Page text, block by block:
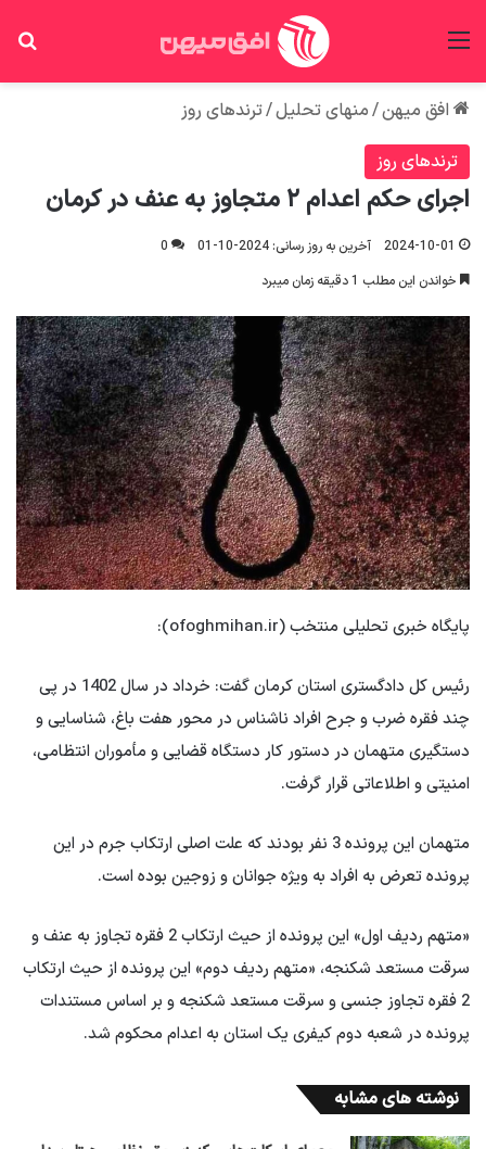
افق میهن/منهای تحلیل/ترندهای روز
ترندهای روز
اجرای حکم اعدام ۲ متجاوز به عنف در کرمان
2024-10-01 آخرین به روز رسانی: 2024-10-01
0
خواندن این مطلب 1 دقیقه زمان میبرد
پایگاه خبری تحلیلی منتخب (ofoghmihan.ir):
رئیس کل دادگستری استان کرمان گفت: خرداد در سال 1402 در پی
چند فقره ضرب و جرح افراد ناشناس در محور هفت باغ، شناسایی و
دستگیری متهمان در دستور کار دستگاه قضایی و مأموران انتظامی،
امنیتی و اطلاعاتی قرار گرفت.
متهمان این پرونده 3 نفر بودند که علت اصلی ارتکاب جرم در این
پرونده تعرض به افراد به ویژه جوانان و زوجین بوده است.
«متهم ردیف اول» این پرونده از حیث ارتکاب 2 فقره تجاوز به عنف و
سرقت مستعد شکنجه، «متهم ردیف دوم» این پرونده از حیث ارتکاب
2 فقره تجاوز جنسی و سرقت مستعد شکنجه و بر اساس مستندات
پرونده در شعبه دوم کیفری یک استان به اعدام محکوم شد.
نوشته های مشابه